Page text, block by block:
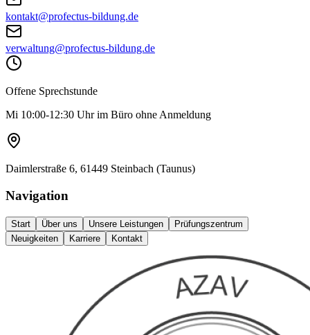
kontakt@profectus-bildung.de
verwaltung@profectus-bildung.de
Offene Sprechstunde
Mi 10:00-12:30 Uhr im Büro ohne Anmeldung
Daimlerstraße 6, 61449 Steinbach (Taunus)
Navigation
Start Über uns Unsere Leistungen
Prüfungszentrum
Neuigkeiten
Karriere Kontakt